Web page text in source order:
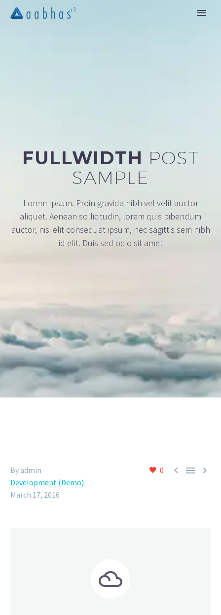
FULLWIDTH POST
SAMPLE
Lorem Ipsum. Proin gravida nibh vel velit auctor
aliquet. Aenean sollicitudin, lorem quis bibendum
auctor, nisi elit consequat ipsum, nec sagittis sem nibh
id elit. Duis sed odio sit amet
0   
By admin
Development (Demo)
March 17, 2016

